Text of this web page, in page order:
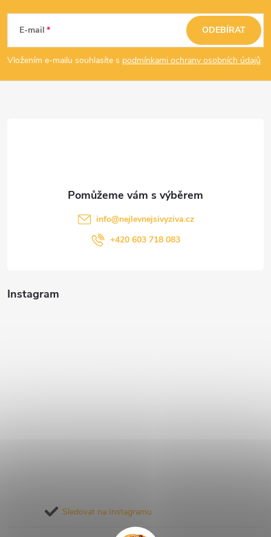
p
a
E-mail
Vložením e-mailu souhlasíte s podmínkami ochrany osobních údajů
ODEBÍRAT
Instagram
Sledovat na Instagramu
info@nejlevnejsivyziva.cz
+420 603 718 083